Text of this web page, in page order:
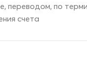
переводом, по
счета